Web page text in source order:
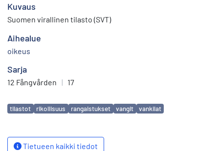
Kuvaus
Suomen virallinen tilasto (SVT)
Aihealue
oikeus
Sarja
12 Fångvården | 17
Avainsanat
tilastot rikollisuus rangaistukset vangit vankilat
Tietueen kaikki tiedot